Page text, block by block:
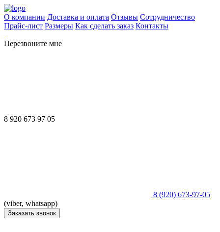
О компании Доставка и оплата Отзывы Сотрудничество
Прайс-лист Размеры Как сделать заказ Контакты
Перезвоните мне
8 920 673 97 05
8 (920) 673-97-05
(viber, whatsapp)
Заказать звонок